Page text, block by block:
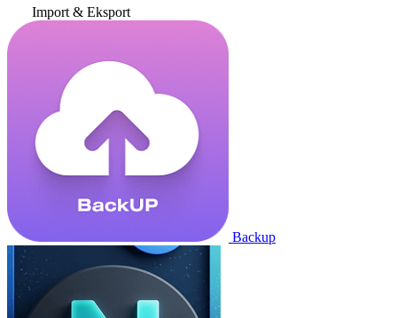
Import & Eksport
Backup